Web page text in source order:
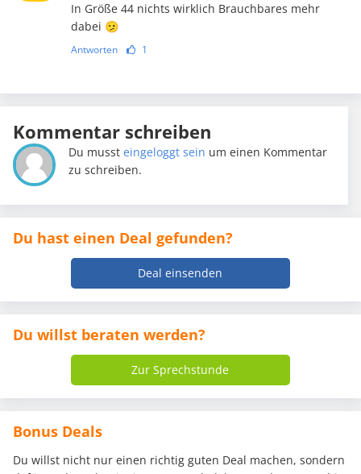
In Größe 44 nichts wirklich Brauchbares mehr
dabei 🫤
Antworten 1
Kommentar schreiben
Du mussteingeloggt sein um einen Kommentar
zu schreiben.
Du hast einen Deal gefunden?
Deal einsenden
Du willst beraten werden?
Zur Sprechstunde
Bonus Deals
Du willst nicht nur einen richtig guten Deal machen, sondern